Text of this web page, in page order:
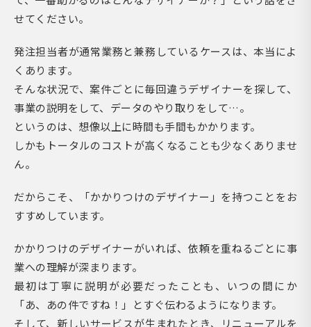
せてください。
発注担当者が通常業務と兼務しているケースは、本当によ
くあります。
そんな状況で、案件ごとに毎回違うデザイナーを探して、
事業の説明をして、データのやり取りをして…。
というのは、想像以上に時間も手間もかかります。
しかもトータルのコストが高くなることも少なくありませ
ん。
だからこそ、「かかりつけのデザイナー」を持つことをお
すすめしています。
かかりつけのデザイナーがいれば、依頼を重ねるごとに事
業への理解が深まります。
最初は丁寧に説明が必要だったことも、いつの間にか
「あ、あの件ですね！」とすぐ伝わるようになります。
そして、新しいサービスが生まれたとき、リニューアルを